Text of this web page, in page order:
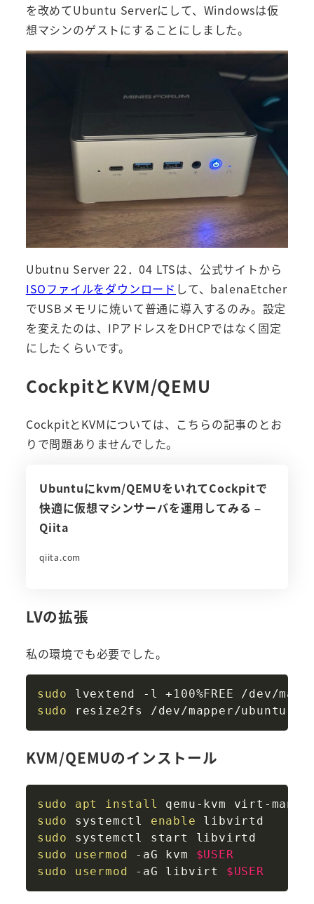
を改めてUbuntu Serverにして、Windowsは仮
想マシンのゲストにすることにしました。
Ubutnu Server 22．04 LTSは、公式サイトから
ISOファイルをダウンロード して、balenaEtcher
でUSBメモリに焼いて普通に導入するのみ。設定
を変えたのは、IPアドレスをDHCPではなく固定
にしたくらいです。
CockpitとKVM/QEMU
CockpitとKVMについては、こちらの記事のとお
りで問題ありませんでした。
Ubuntuにkvm/QEMUをいれてCockpitで
快適に仮想マシンサーバを運用してみる –
Qiita
qiita.com
LVの拡張
私の環境でも必要でした。
sudo
sudo
Copy
KVM/QEMUのインストール
sudo apt
install
sudo
systemctl enable
sudo
sudo
usermod -aG kvm $USER
sudo
usermod -aG libvirt $USER
Copy